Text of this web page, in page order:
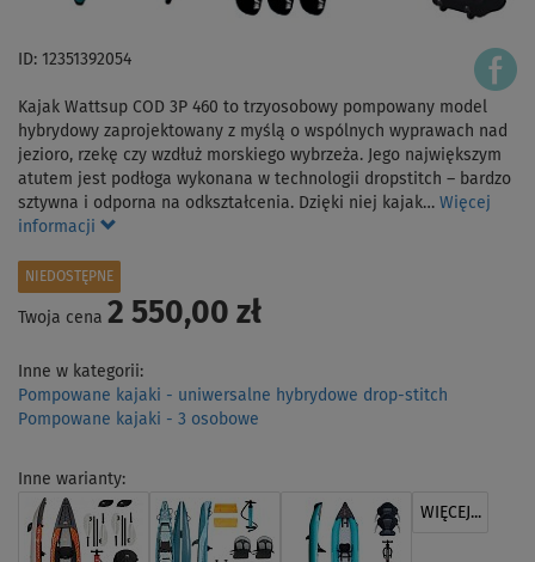
ID: 12351392054
Kajak Wattsup COD 3P 460 to trzyosobowy pompowany model
hybrydowy zaprojektowany z myślą o wspólnych wyprawach nad
jezioro, rzekę czy wzdłuż morskiego wybrzeża. Jego największym
atutem jest podłoga wykonana w technologii dropstitch – bardzo
sztywna i odporna na odkształcenia. Dzięki niej kajak… Więcej
informacji
NIEDOSTĘPNE
Twoja cena 2 550,00 zł
Inne w kategorii:
Pompowane kajaki - uniwersalne hybrydowe drop-stitch
Pompowane kajaki - 3 osobowe
Inne warianty:
WIĘCEJ...